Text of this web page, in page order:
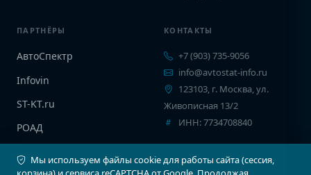
ПАРТНЁРЫ
АвтоСпектр
Infovin
ST-KT.ru
РОАД
КОНТАКТЫ
+7 (903) 735-9056
info@avtostat-info.ru
123103, г. Москва, ул.
Живописная 13/2
ИНН: 7734708840
Мы используем файлы cookie для работы сайта (сессия,